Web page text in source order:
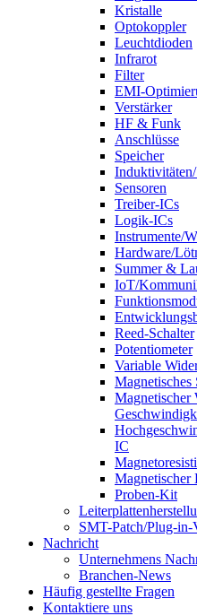
Kristalle
Optokoppler
Leuchtdioden
Infrarot
Filter
EMI-
Verstärker
HF & Funk
Anschlüsse
Speicher
Sensoren
Treiber-ICs
Logik-ICs
Instrumente/
Hardware/
Summer &
IoT/
Reed-Schalter
Potentiometer
Variable
Magnetisches
Magnetischer
IC
Proben-Kit
SMT-Patch/Plug-in-
Nachricht
Unternehmens
Branchen-News
Häufig gestellte Fragen
Kontaktiere uns